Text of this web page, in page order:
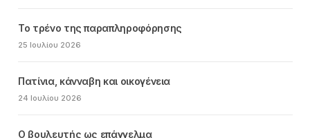
Το τρένο της παραπληροφόρησης
25 Ιουλίου 2026
Πατίνια, κάνναβη και οικογένεια
24 Ιουλίου 2026
Ο βουλευτής ως επάγγελμα